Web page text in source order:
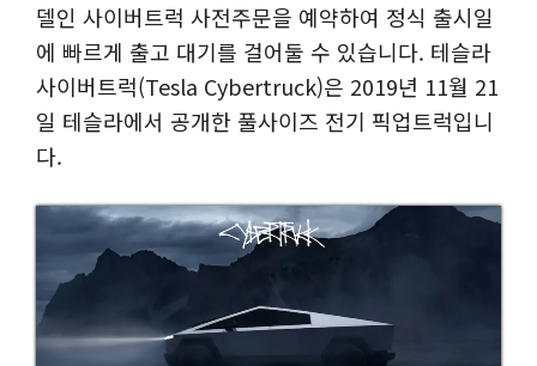
델인 사이버트럭 사전주문을 예약하여 정식 출시일
에 빠르게 출고 대기를 걸어둘 수 있습니다. 테슬라
사이버트럭(Tesla Cybertruck)은 2019년 11월 21
일 테슬라에서 공개한 풀사이즈 전기 픽업트럭입니
다.